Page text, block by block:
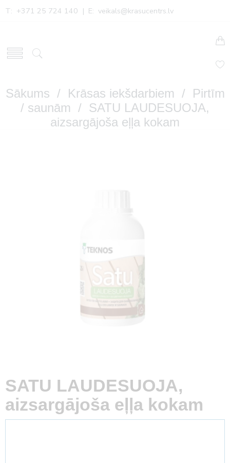
T: +371 25 724 140 | E: veikals@krasucentrs.lv
Sākums / Krāsas iekšdarbiem / Pirtīm
/ saunām / SATU LAUDESUOJA,
aizsargājoša eļļa kokam
SATU LAUDESUOJA,
aizsargājoša eļļa kokam